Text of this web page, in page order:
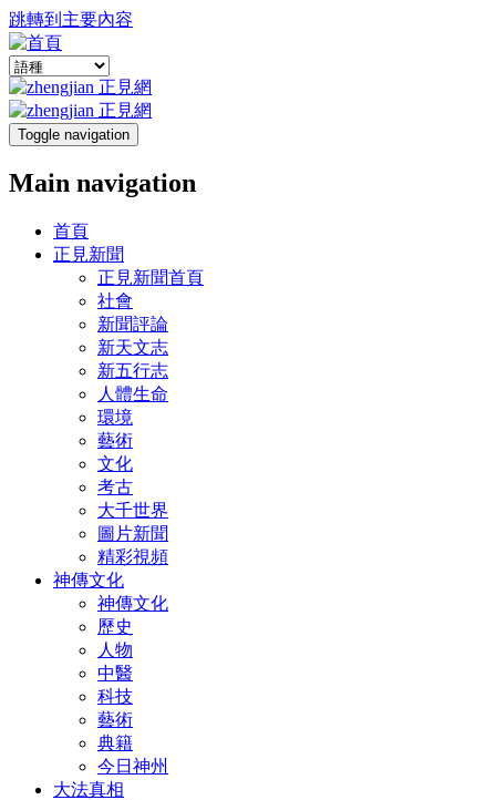
跳轉到主要內容
Toggle navigation
Main navigation
首頁
正見新聞
正見新聞首頁
社會
新聞評論
新天文志
新五行志
人體生命
環境
藝術
文化
考古
大千世界
圖片新聞
精彩視頻
神傳文化
神傳文化
歷史
人物
中醫
科技
藝術
典籍
今日神州
大法真相